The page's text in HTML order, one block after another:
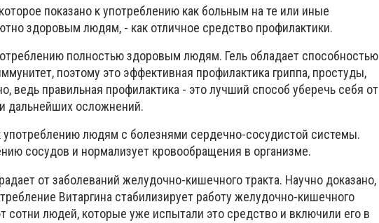
показано к употреблению как больным на те или иные
здоровым людям, - как отличное средство профилактики.
полностью здоровым людям. Гель обладает способностью
поэтому это эффективная профилактика гриппа, простуды,
ведь правильная профилактика - это лучший способ уберечь себя от
дальнейших осложнений.
употреблению людям с болезнями сердечно-сосудистой системы.
сосудов и нормализует кровообращения в организме.
от заболеваний желудочно-кишечного тракта. Научно доказано,
Витаргина стабилизирует работу желудочно-кишечного
сотни людей, которые уже испытали это средство и включили его в